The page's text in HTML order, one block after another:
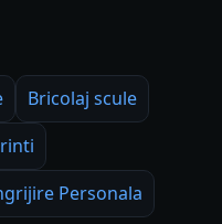
Bricolaj scule
Personala